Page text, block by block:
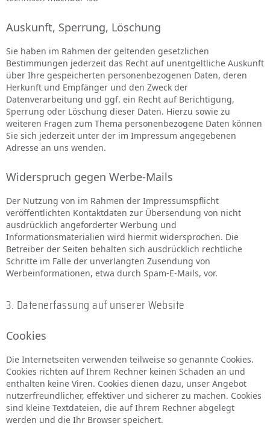
Auskunft, Sperrung, Löschung
Sie haben im Rahmen der geltenden gesetzlichen
Bestimmungen jederzeit das Recht auf unentgeltliche Auskunft
über Ihre gespeicherten personenbezogenen Daten, deren
Herkunft und Empfänger und den Zweck der
Datenverarbeitung und ggf. ein Recht auf Berichtigung,
Sperrung oder Löschung dieser Daten. Hierzu sowie zu
weiteren Fragen zum Thema personenbezogene Daten können
Sie sich jederzeit unter der im Impressum angegebenen
Adresse an uns wenden.
Widerspruch gegen Werbe-Mails
Der Nutzung von im Rahmen der Impressumspflicht
veröffentlichten Kontaktdaten zur Übersendung von nicht
ausdrücklich angeforderter Werbung und
Informationsmaterialien wird hiermit widersprochen. Die
Betreiber der Seiten behalten sich ausdrücklich rechtliche
Schritte im Falle der unverlangten Zusendung von
Werbeinformationen, etwa durch Spam-E-Mails, vor.
3. Datenerfassung auf unserer Website
Cookies
Die Internetseiten verwenden teilweise so genannte Cookies.
Cookies richten auf Ihrem Rechner keinen Schaden an und
enthalten keine Viren. Cookies dienen dazu, unser Angebot
nutzerfreundlicher, effektiver und sicherer zu machen. Cookies
sind kleine Textdateien, die auf Ihrem Rechner abgelegt
werden und die Ihr Browser speichert.